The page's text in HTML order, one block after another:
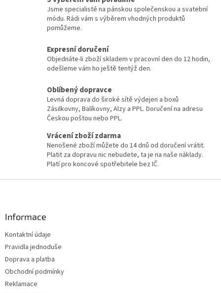
Jsme specialisté na pánskou společenskou a svatební
módu. Rádi vám s výběrem vhodných produktů
pomůžeme.
Expresní doručení
Objednáte-li zboží skladem v pracovní den do 12 hodin,
odešleme vám ho ještě tentýž den.
Oblíbený dopravce
Levná doprava do široké sítě výdejen a boxů
Zásilkovny, Balíkovny, Alzy a PPL. Doručení na adresu
Českou poštou nebo PPL.
Vrácení zboží zdarma
Nenošené zboží můžete do 14 dnů od doručení vrátit.
Platit za dopravu nic nebudete, ta je na naše náklady.
Platí pro koncové spotřebitele bez IČ.
Informace
Kontaktní údaje
Pravidla jednoduše
Doprava a platba
Obchodní podmínky
Reklamace